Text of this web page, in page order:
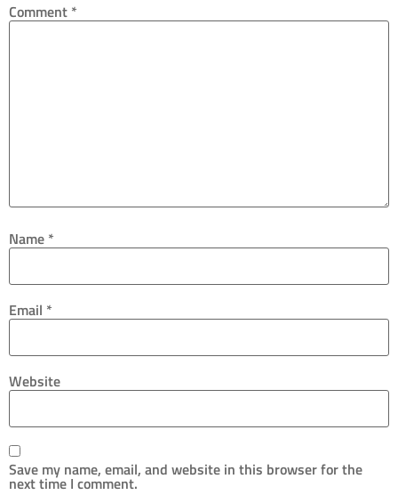
Comment *
Name *
Email *
Website
Save my name, email, and website in this browser for the
next time I comment.